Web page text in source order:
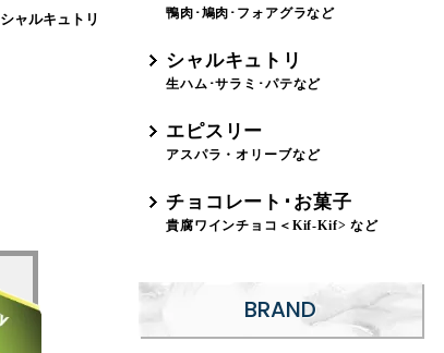
シャルキュトリ 鴨肉･鳩肉･フォアグラなど
シャルキュトリ
生ハム･サラミ･パテなど
エピスリー
アスパラ・オリーブなど
チョコレート･お菓子
貴腐ワインチョコ＜Kif-Kif> など
BRAND